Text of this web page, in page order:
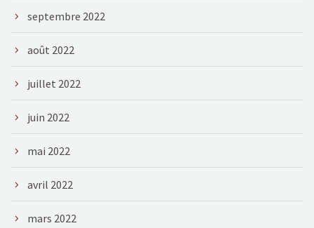
septembre 2022
août 2022
juillet 2022
juin 2022
mai 2022
avril 2022
mars 2022